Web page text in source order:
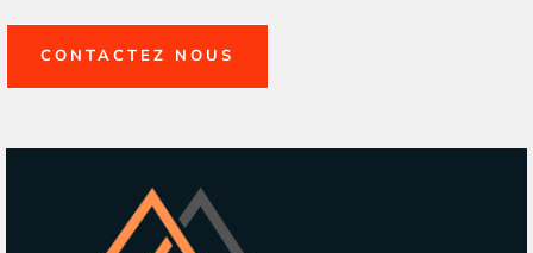
CONTACTEZ NOUS